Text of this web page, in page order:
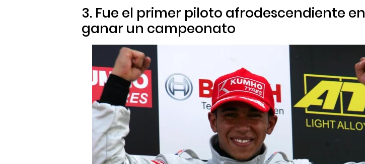
3. Fue el primer piloto afrodescendiente en
ganar un campeonato